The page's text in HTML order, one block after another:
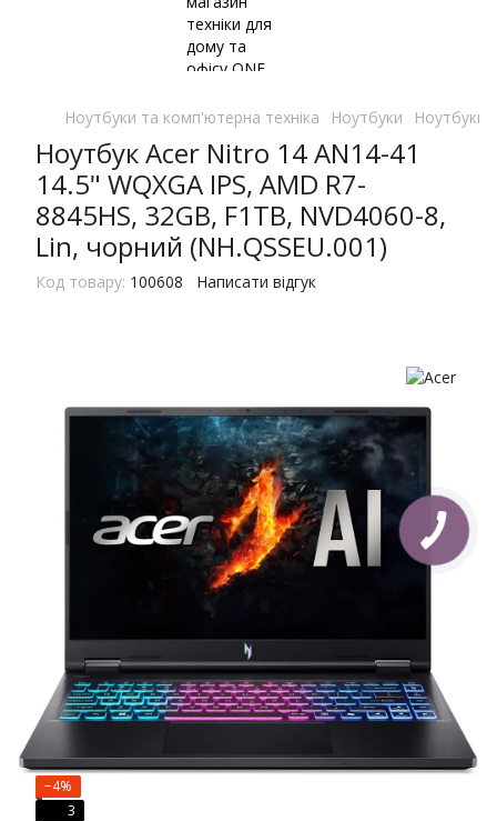
Ноутбуки та комп'ютерна техніка Ноутбуки Ноутбуки
Ноутбук Acer Nitro 14 AN14-41
14.5" WQXGA IPS, AMD R7-
8845HS, 32GB, F1TB, NVD4060-8,
Lin, чорний (NH.QSSEU.001)
Код товару: 100608 Написати відгук
−4%
3